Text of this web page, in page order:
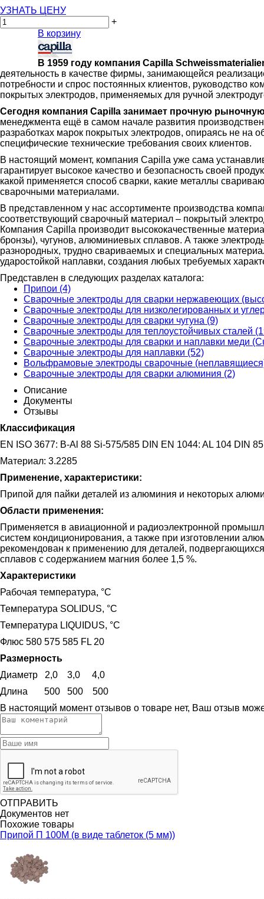
УЗНАТЬ ЦЕНУ
+
В корзину
В 1959 году компания Capilla
деятельность в качестве фирмы, занимающейся
потребности и спрос постоянных клиентов, руководство
покрытых электродов, применяемых для ручной
Сегодня компания Capilla занимает прочную
менеджмента ещё в самом начале развития
разработках марок покрытых электродов, опираясь не на
специфические технические требования своих клиентов.
В настоящий момент, компания Capilla уже сама
гарантирует высокое качество и безопасность своей
какой применяется способ сварки, какие металлы
сварочными материалами.
В представленном у нас ассортименте производства
соответствующий сварочный материал – покрытый
Компания Capilla производит высококачественные
бронзы), чугунов, алюминиевых сплавов. А также
разнородных, трудно свариваемых и специальных
ударостойкой наплавки, создания любых требуемых
Представлен в следующих разделах каталога:
Припои (4)
Сварочные электроды для сварки нержавеющих
Сварочные электроды для низколегированных и
Сварочные электроды для сварки чугуна (9)
Сварочные электроды для теплоустойчивых сталей
Сварочные электроды для сварки и наплавки меди
Сварочные электроды для наплавки (52)
Вольфрамовые электроды сварочные
Сварочные электроды для сварки алюминия (2)
Описание
Документы
Отзывы
Классификация
EN ISO 3677: B-Al 88 Si-575/585 DIN EN 1044: AL 104 DIN
Материал: 3.2285
Применение, характеристики:
Припой для пайки деталей из алюминия и некоторых
Области применения:
Применяется в авиационной и радиоэлектронной
систем кондиционирования, а также при изготовлении
рекомендован к применению для деталей,
сплавов с содержанием магния более 1,5 %.
Характеристики
Рабочая температура, °C
Температура SOLIDUS, °C
Температура LIQUIDUS, °C
Флюс 580 575 585 FL 20
Размерность
Диаметр 2,0 3,0 4,0
Длина 500 500 500
В настоящий момент отзывов о товаре нет, Ваш отзыв
ОТПРАВИТЬ
Документов нет
Похожие товары
Припой П 100М (в виде таблеток (5 мм))